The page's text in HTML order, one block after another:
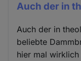
Auch der in
Auch der in
beliebte
hier mal